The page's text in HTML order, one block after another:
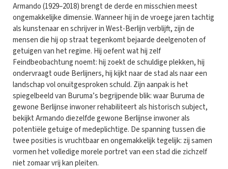
Armando (1929–2018) brengt de derde en misschien meest
ongemakkelijke dimensie. Wanneer hij in de vroege jaren tachtig
als kunstenaar en schrijver in West-Berlijn verblijft, zijn de
mensen die hij op straat tegenkomt bejaarde deelgenoten of
getuigen van het regime. Hij oefent wat hij zelf
Feindbeobachtung noemt: hij zoekt de schuldige plekken, hij
ondervraagt oude Berlijners, hij kijkt naar de stad als naar een
landschap vol onuitgesproken schuld. Zijn aanpak is het
spiegelbeeld van Buruma’s begrijpende blik: waar Buruma de
gewone Berlijnse inwoner rehabiliteert als historisch subject,
bekijkt Armando diezelfde gewone Berlijnse inwoner als
potentiële getuige of medeplichtige. De spanning tussen die
twee posities is vruchtbaar en ongemakkelijk tegelijk: zij samen
vormen het volledige morele portret van een stad die zichzelf
niet zomaar vrij kan pleiten.